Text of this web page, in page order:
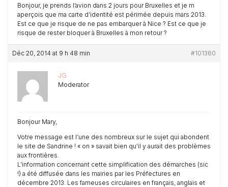
Bonjour, je prends l’avion dans 2 jours pour Bruxelles et je m
aperçois que ma carte d’identité est périmée depuis mars 2013.
Est ce que je risque de ne pas embarquer à Nice ? Est ce que je
risque de rester bloquer à Bruxelles à mon retour ?
Déc 20, 2014 at 9 h 48 min #101360
JG
Moderator
Bonjour Mary,
Votre message est l’une des nombreux sur le sujet qui abondent
le site de Sandrine ! « on » savait bien qu’il y aurait des problèmes
aux frontières.
L’information concernant cette simplification des démarches (sic
!) a été diffusée dans les mairies par les Préfectures en
décembre 2013. Les fameuses circulaires en français, anglais et